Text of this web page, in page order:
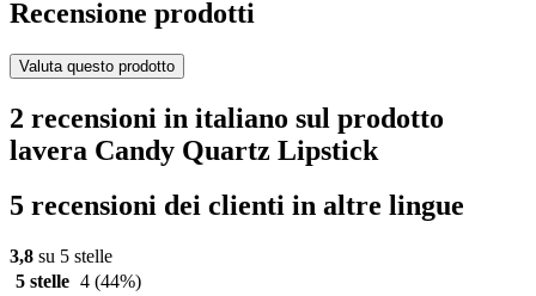
Recensione prodotti
Valuta questo prodotto
2 recensioni in italiano sul prodotto
lavera Candy Quartz Lipstick
5 recensioni dei clienti in altre lingue
3,8 su 5 stelle
5 stelle 4 (44%)